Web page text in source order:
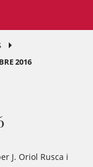
2016
J. Oriol Rusca i